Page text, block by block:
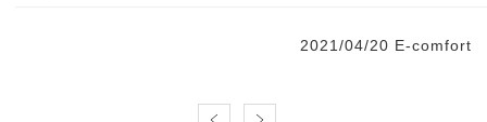
2021/04/20 E-comfort